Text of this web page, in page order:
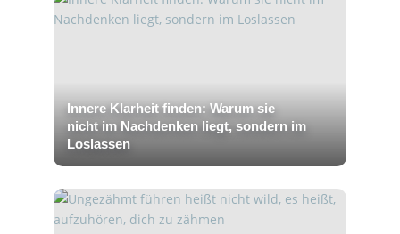
Innere Klarheit finden: Warum sie
nicht im Nachdenken liegt, sondern im
Loslassen